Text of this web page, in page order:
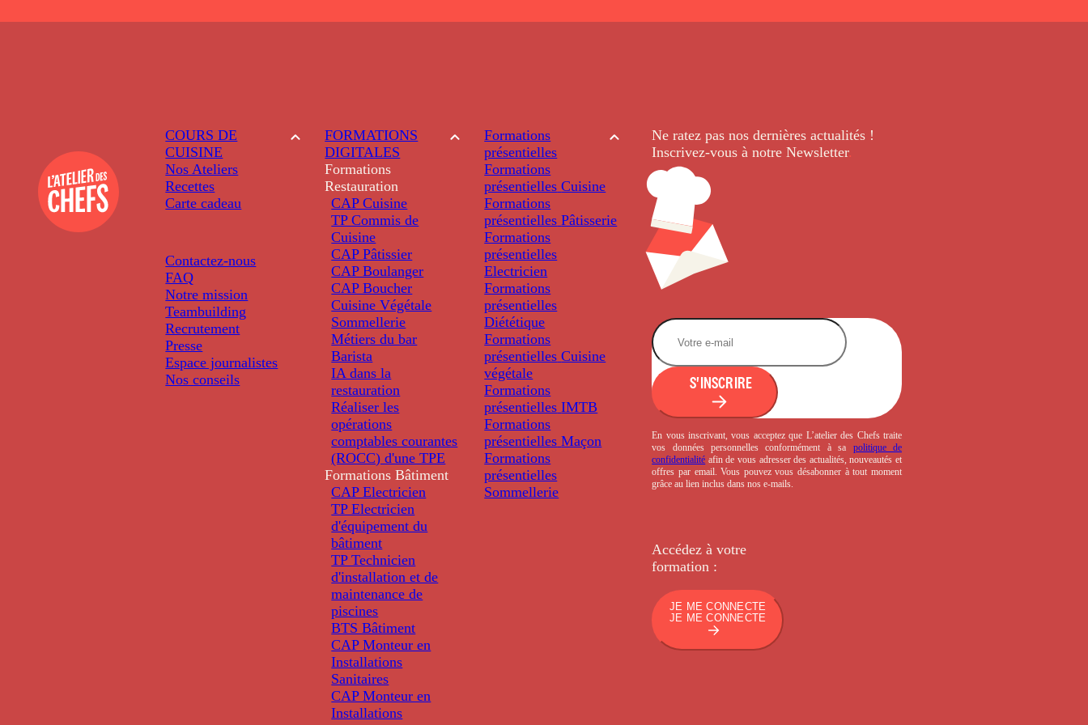
COURS DE
CUISINE
Nos Ateliers
Recettes
Carte cadeau
Contactez-nous
FAQ
Notre mission
Teambuilding
Recrutement
Presse
Espace journalistes
Nos conseils
FORMATIONS
DIGITALES
Formations
Restauration
CAP Cuisine
TP Commis de
Cuisine
CAP Pâtissier
CAP Boulanger
CAP Boucher
Cuisine Végétale
Sommellerie
Métiers du bar
Barista
IA dans la
restauration
Réaliser les
opérations
comptables courantes
(ROCC) d'une TPE
Formations Bâtiment
CAP Electricien
TP Electricien
d'équipement du
bâtiment
TP Technicien
d'installation et de
maintenance de
piscines
BTS Bâtiment
CAP Monteur en
Installations
Sanitaires
CAP Monteur en
Installations
Formations
présentielles
Formations
présentielles Cuisine
Formations
présentielles Pâtisserie
Formations
présentielles
Electricien
Formations
présentielles
Diététique
Formations
présentielles Cuisine
végétale
Formations
présentielles IMTB
Formations
présentielles Maçon
Formations
présentielles
Sommellerie
Ne ratez pas nos dernièresactualités !
Inscrivez-vous à notre Newsletter.
S'INSCRIRE
En vous inscrivant, vous acceptez que L’atelier des Chefs traite
vos données personnelles conformément à sa politique de
confidentialité afin de vous adresser des actualités, nouveautés et
offres par email. Vous pouvez vous désabonner à tout moment
grâce au lien inclus dans nos e-mails.
Accédez à votre
formation :
JE ME CONNECTE
JE ME CONNECTE